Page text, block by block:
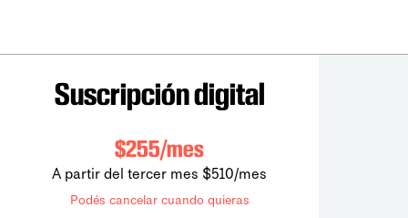
Suscripción digital
$255/mes
A partir del tercer mes $510/mes
Podés cancelar cuando quieras